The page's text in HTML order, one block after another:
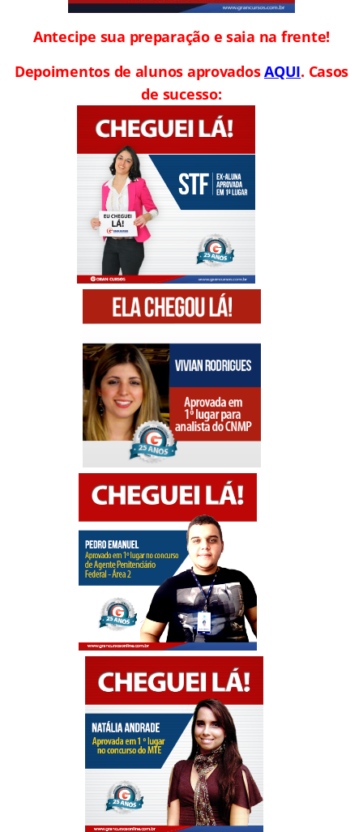
Antecipe sua preparação e saia na frente!
Depoimentos de alunos aprovadosAQUI. Casos
de sucesso: